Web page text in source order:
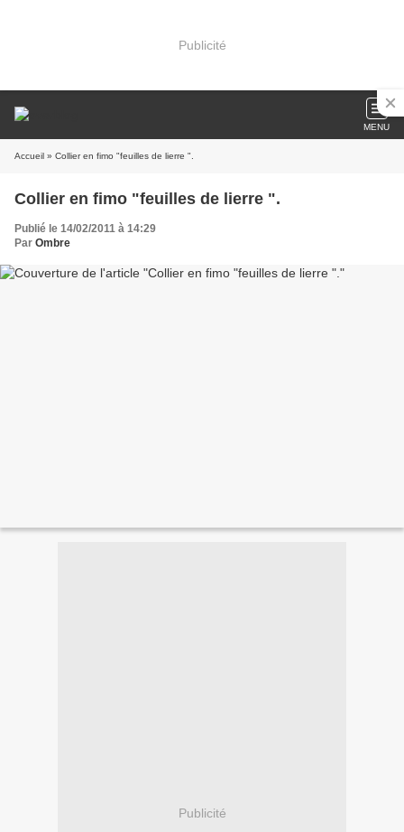
Publicité
MENU
Accueil » Collier en fimo "feuilles de lierre ".
Collier en fimo "feuilles de lierre ".
Publié le 14/02/2011 à 14:29
Par Ombre
Publicité